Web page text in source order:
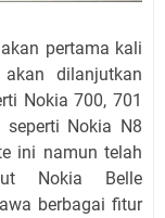
pertama kali
dilanjutkan
Nokia 700, 701
Nokia N8
ini namun telah
Nokia Belle
berbagai fitur